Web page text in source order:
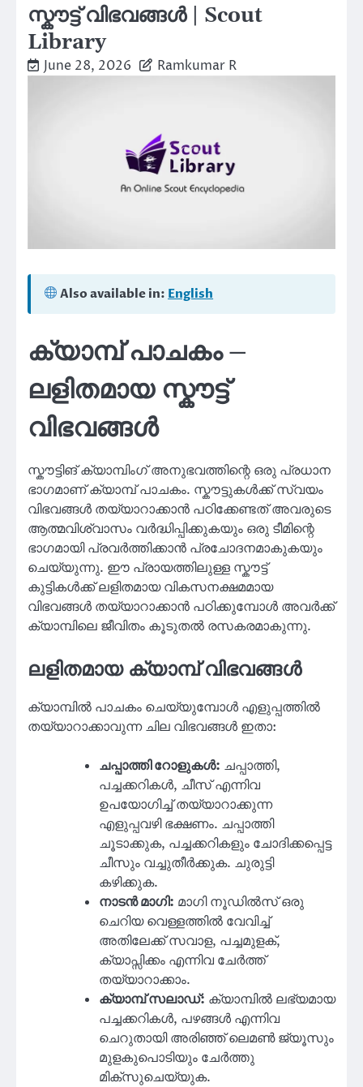
സ്കൗട്ട് വിഭവങ്ങൾ | Scout
Library
June 28, 2026 Ramkumar R
Also available in: English
ക്യാമ്പ് പാചകം –
ലളിതമായ സ്കൗട്ട്
വിഭവങ്ങൾ
സ്കൗട്ടിങ് ക്യാമ്പിംഗ് അനുഭവത്തിന്റെ ഒരു പ്രധാന
ഭാഗമാണ് ക്യാമ്പ് പാചകം. സ്കൗട്ടുകൾക്ക് സ്വയം
വിഭവങ്ങൾ തയ്യാറാക്കാൻ പഠിക്കേണ്ടത് അവരുടെ
ആത്മവിശ്വാസം വർദ്ധിപ്പിക്കുകയും ഒരു ടീമിന്റെ
ഭാഗമായി പ്രവർത്തിക്കാൻ പ്രചോദനമാകുകയും
ചെയ്യുന്നു. ഈ പ്രായത്തിലുള്ള സ്കൗട്ട്
കുട്ടികൾക്ക് ലളിതമായ വികസനക്ഷമമായ
വിഭവങ്ങൾ തയ്യാറാക്കാൻ പഠിക്കുമ്പോൾ അവർക്ക്
ക്യാമ്പിലെ ജീവിതം കൂടുതൽ രസകരമാകുന്നു.
ലളിതമായ ക്യാമ്പ് വിഭവങ്ങൾ
ക്യാമ്പിൽ പാചകം ചെയ്യുമ്പോൾ എളുപ്പത്തിൽ
തയ്യാറാക്കാവുന്ന ചില വിഭവങ്ങൾ ഇതാ:
ചപ്പാത്തി റോളുകൾ: ചപ്പാത്തി,
പച്ചക്കറികൾ, ചീസ് എന്നിവ
ഉപയോഗിച്ച് തയ്യാറാക്കുന്ന
എളുപ്പവഴി ഭക്ഷണം. ചപ്പാത്തി
ചൂടാക്കുക, പച്ചക്കറികളും ചോദിക്കപ്പെട്ട
ചീസും വച്ചുതീർക്കുക. ചുരുട്ടി
കഴിക്കുക.
നാടൻ മാഗി: മാഗി നൂഡിൽസ് ഒരു
ചെറിയ വെള്ളത്തിൽ വേവിച്ച്
അതിലേക്ക് സവാള, പച്ചമുളക്,
ക്യാപ്സിക്കം എന്നിവ ചേർത്ത്
തയ്യാറാക്കാം.
ക്യാമ്പ് സലാഡ്: ക്യാമ്പിൽ ലഭ്യമായ
പച്ചക്കറികൾ, പഴങ്ങൾ എന്നിവ
ചെറുതായി അരിഞ്ഞ് ലെമൺ ജ്യൂസും
മുളകുപൊടിയും ചേർത്തു
മിക്സുചെയ്യുക.